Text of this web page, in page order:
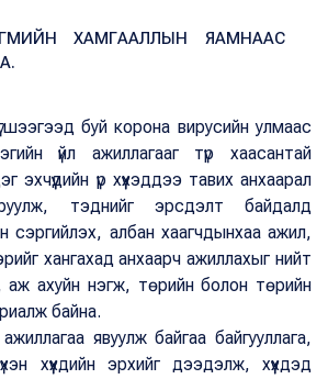
ХАМГААЛЛЫН ЯАМНААС
буй корона вирусийн улмаас
үйл ажиллагааг түр хаасантай
эхчүүдийн үр хүүхэддээ тавих анхаарал
тэднийг эрсдэлт байдалд
сэргийлэх, албан хаагчдынхаа ажил,
хангахад анхаарч ажиллахыг нийт
аж ахуйн нэгж, төрийн болон төрийн
байна.
явуулж байгаа байгууллага,
хүүхдийн эрхийг дээдэлж, хүүхдэд